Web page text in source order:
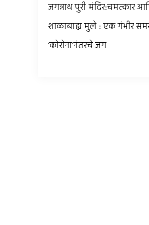
जगन्नाथ पुरी मंदिर:चमत्कार
शाळाबाह्य मुले : एक गंभीर
‘कोरोना’नंतरचे जग